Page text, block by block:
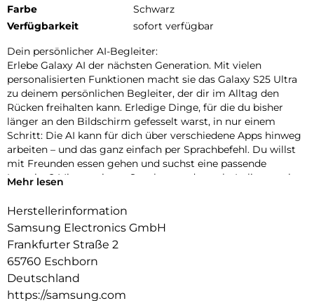
Farbe
Schwarz
Verfügbarkeit
sofort verfügbar
Dein persönlicher AI-Begleiter:
Erlebe Galaxy AI der nächsten Generation. Mit vielen
personalisierten Funktionen macht sie das Galaxy S25 Ultra
zu deinem persönlichen Begleiter, der dir im Alltag den
Rücken freihalten kann. Erledige Dinge, für die du bisher
länger an den Bildschirm gefesselt warst, in nur einem
Schritt: Die AI kann für dich über verschiedene Apps hinweg
arbeiten – und das ganz einfach per Sprachbefehl. Du willst
mit Freunden essen gehen und suchst eine passende
Location? Mit nur einem Satz kannst du nach „Italiener mit
und die Zusammenfassung direkt in euren Gruppenchat
Auch darum kann sich jetzt dein Galaxy S25 Ultra kümmern.
In Form von automatischen Now Briefs versorgt es dich mit
Tipps und Updates rund um deine Routinen. Auf deiner
täglichen Strecke zum Büro ist heute viel Verkehr? Schon
erhältst du die Mitteilung, dass du 10 Minuten früher
Mehr lesen
Herstellerinformation
Samsung Electronics GmbH
Frankfurter Straße 2
65760 Eschborn
Deutschland
https://samsung.com